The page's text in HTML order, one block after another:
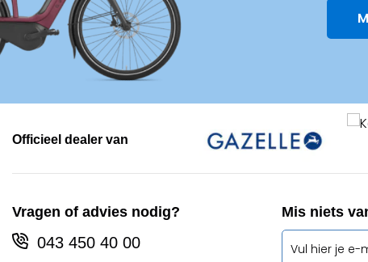
Officieel dealer van
Vragen of advies nodig?
043 450 40 00
Mis niets